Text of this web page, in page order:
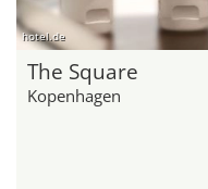
hotel.de
The Square
Kopenhagen